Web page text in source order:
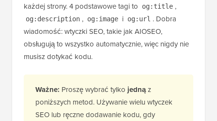
każdej strony. 4 podstawowe tagi to og:title ,
og:description , og:image i og:url . Dobra
wiadomość: wtyczki SEO, takie jak AIOSEO,
obsługują to wszystko automatycznie, więc nigdy nie
musisz dotykać kodu.
Ważne: Proszę wybrać tylko jednąz
poniższych metod. Używanie wielu wtyczek
SEO lub ręczne dodawanie kodu, gdy